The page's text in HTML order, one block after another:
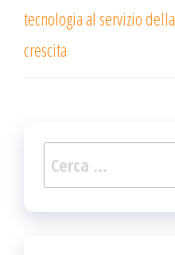
tecnologia al servizio della
crescita
Ricerca
per: